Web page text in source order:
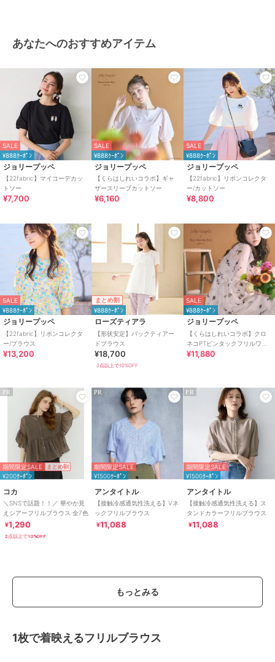
あなたへのおすすめアイテム
SALE
¥888ｸｰﾎﾟﾝ
ジョリープッペ
【22fabric】マイコーデカッ
トソー
¥7,700
SALE
¥888ｸｰﾎﾟﾝ
ジョリープッペ
【くらはしれいコラボ】ギャ
ザースリーブカットソー
¥6,160
SALE
¥888ｸｰﾎﾟﾝ
ジョリープッペ
【22fabric】リボンコレクタ
ー/カットソー
¥8,800
SALE
¥888ｸｰﾎﾟﾝ
ジョリープッペ
【22fabric】リボンコレクタ
ー/ブラウス
¥13,200
まとめ割
¥888ｸｰﾎﾟﾝ
ローズティアラ
【形状安定】バックティアー
ドブラウス
¥18,700
2点以上で10%OFF
SALE
¥888ｸｰﾎﾟﾝ
ジョリープッペ
【くらはしれいコラボ】クロ
ネコPTピンタックフリルワン
ピース
¥11,880
PR
期間限定SALE まとめ割
¥200ｸｰﾎﾟﾝ
コカ
＼SNSで話題！！／ 華やか見
えシアーフリルブラウス 全7色
¥1,290
2点以上で10%OFF
PR
期間限定SALE
¥1500ｸｰﾎﾟﾝ
アンタイトル
【接触冷感通気性洗える】Vネ
ックフリルブラウス
¥11,088
PR
期間限定SALE
¥1500ｸｰﾎﾟﾝ
アンタイトル
【接触冷感通気性洗える】ス
タンドカラーフリルブラウス
¥11,088
もっとみる
1枚で着映えるフリルブラウス